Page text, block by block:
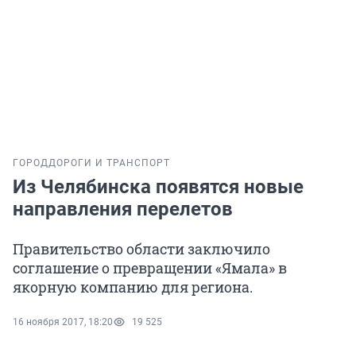
ГОРОДДОРОГИ И ТРАНСПОРТ
Из Челябинска появятся новые
направления перелетов
Правительство области заключило
соглашение о превращении «Ямала» в
якорную компанию для региона.
16 ноября 2017, 18:20 19 525